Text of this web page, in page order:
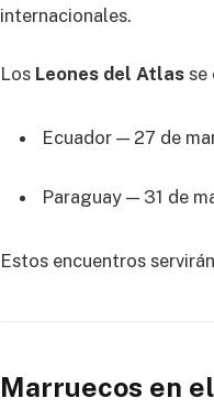
internacionales.
Los Leones del Atlas se
Ecuador — 27 de
Paraguay — 31 de
Estos encuentros
Marruecos en